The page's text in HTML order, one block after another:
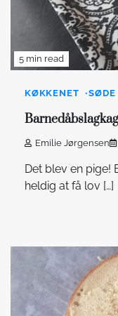
5 min read
KØKKENET SØDE
Emilie Jørgensen
Det blev en pige!
heldig at få lov […]